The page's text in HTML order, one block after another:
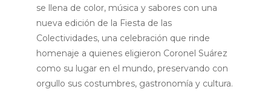
se llena de color, música y sabores con una
nueva edición de la Fiesta de las
Colectividades, una celebración que rinde
homenaje a quienes eligieron Coronel Suárez
como su lugar en el mundo, preservando con
orgullo sus costumbres, gastronomía y cultura.